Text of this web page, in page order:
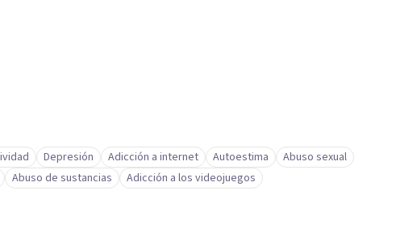
Depresión Adicción a internet Autoestima
Abuso sexual
Abuso de sustancias Adicción a los videojuegos